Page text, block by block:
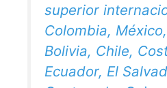
superior
Colombia,
Bolivia, Chile,
Ecuador, El